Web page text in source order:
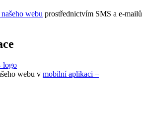
webu prostřednictvím SMS a e-mailů
webu v mobilní aplikaci –